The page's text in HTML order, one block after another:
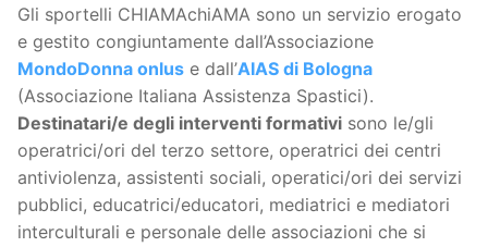
Gli sportelli CHIAMAchiAMA sono un servizio erogato
e gestito congiuntamente dall’Associazione
MondoDonna onlus e dall’AIAS di Bologna
(Associazione Italiana Assistenza Spastici).
Destinatari/e degli interventi formativi sono le/gli
operatrici/ori del terzo settore, operatrici dei centri
antiviolenza, assistenti sociali, operatici/ori dei servizi
pubblici, educatrici/educatori, mediatrici e mediatori
interculturali e personale delle associazioni che si